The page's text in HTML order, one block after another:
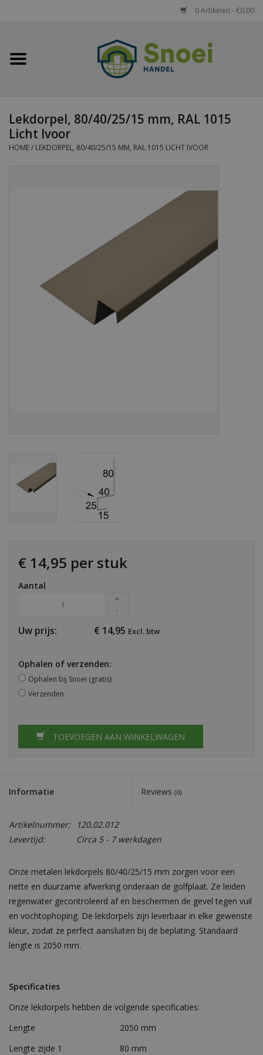
0 Artikelen - €0,00
Home
Damwandplaten
Bouwpakketten
Lekdorpel, 80/40/25/15 mm, RAL 1015
Licht Ivoor
HOME/ LEKDORPEL, 80/40/25/15 MM, RAL 1015 LICHT IVOOR
€ 14,95 per stuk
Aantal
+
-
Uw prijs: € 14,95 Excl. btw
Ophalen of verzenden:
Ophalen bij Snoei (gratis)
Verzenden
TOEVOEGEN AAN WINKELWAGEN
Informatie Reviews (0)
Artikelnummer:
120.02.012
Levertijd:
Circa 5 - 7 werkdagen
Onze metalen lekdorpels 80/40/25/15 mm zorgen voor een
nette en duurzame afwerking onderaan de golfplaat. Ze leiden
regenwater gecontroleerd af en beschermen de gevel tegen vuil
en vochtophoping. De lekdorpels zijn leverbaar in elke gewenste
kleur, zodat ze perfect aansluiten bij de beplating. Standaard
lengte is 2050 mm.
Specificaties
Onze lekdorpels hebben de volgende specificaties:
Lengte
2050 mm
Lengte zijde 1
80 mm